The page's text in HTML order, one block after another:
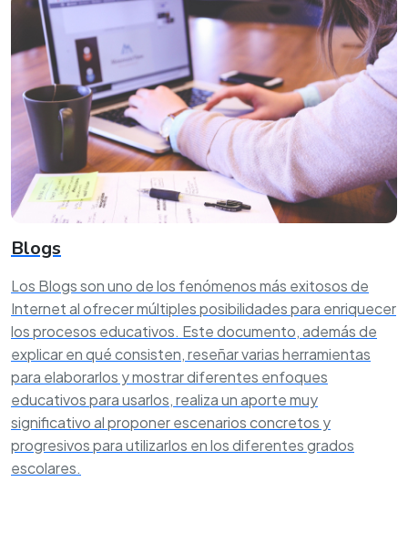
Blogs
Los Blogs son uno de los fenómenos más exitosos de
Internet al ofrecer múltiples posibilidades para enriquecer
los procesos educativos. Este documento, además de
explicar en qué consisten, reseñar varias herramientas
para elaborarlos y mostrar diferentes enfoques
educativos para usarlos, realiza un aporte muy
significativo al proponer escenarios concretos y
progresivos para utilizarlos en los diferentes grados
escolares.